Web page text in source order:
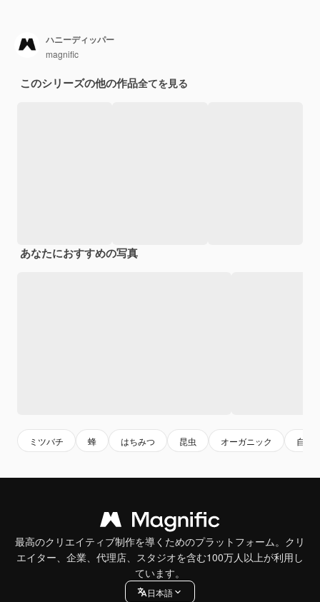
ハニーディッパー
magnific
このシリーズの他の作品全てを見る
あなたにおすすめの写真
ミツバチ 蜂 はちみつ 昆虫 オーガニック 自然
最高のクリエイティブ制作を導くためのプラットフォーム。クリ
エイター、企業、代理店、スタジオを含む100万人以上が利用し
ています。
日本語